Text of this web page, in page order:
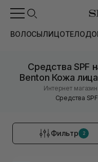
ВОЛОСЫЛИЦОТЕЛО
Средства SPF
Benton Кожа
Интернет
Средства
Фильтр 2